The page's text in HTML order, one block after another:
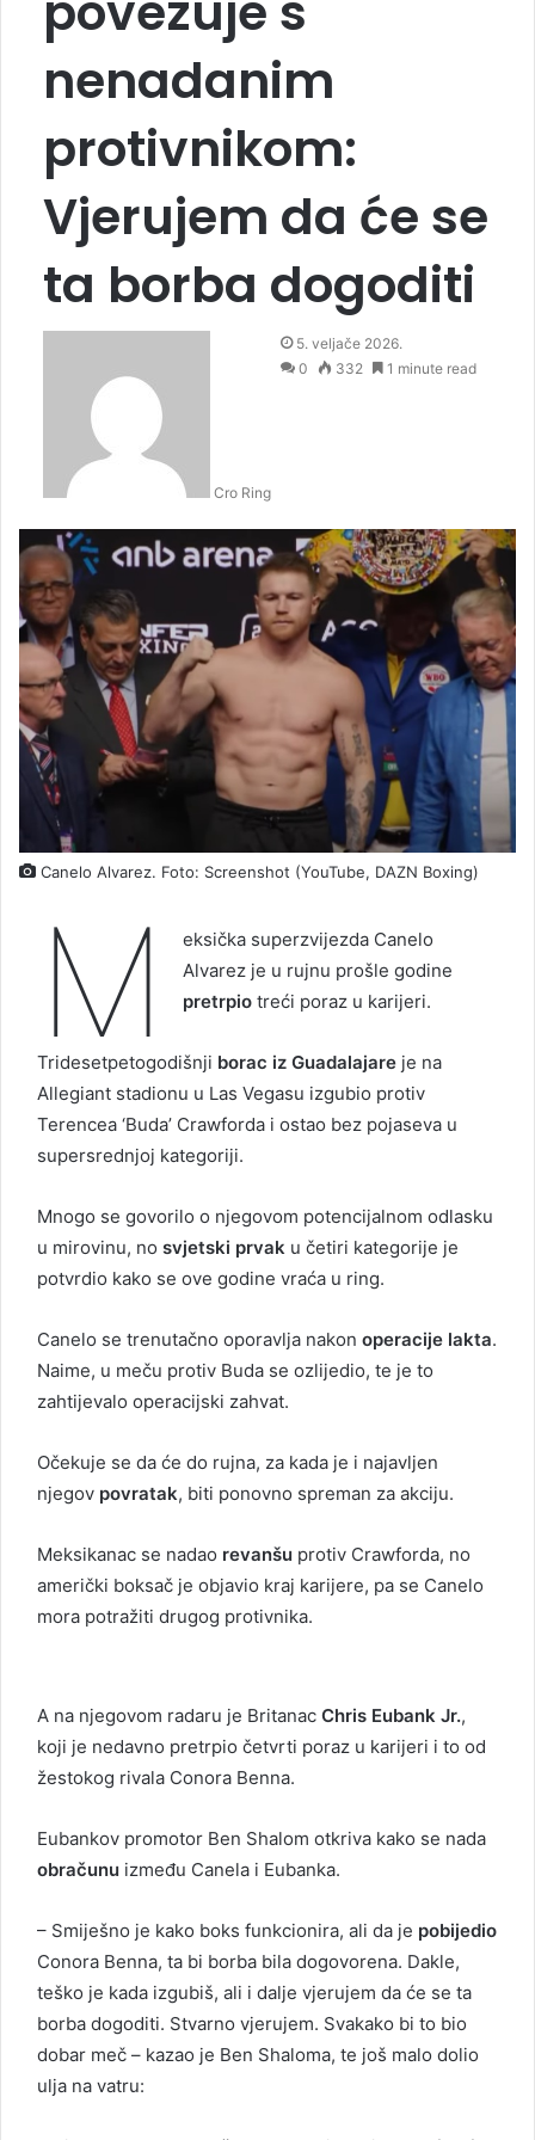
nenadanim
protivnikom:
Vjerujem da će se
ta borba dogoditi
Cro Ring
5. veljače 2026.
0
332 1 minute read
Canelo Alvarez. Foto: Screenshot (YouTube, DAZN Boxing)
M
eksička superzvijezda Canelo
Alvarez je u rujnu prošle godine
pretrpio treći poraz u karijeri.
Tridesetpetogodišnji borac iz Guadalajare je na
Allegiant stadionu u Las Vegasu izgubio protiv
Terencea ‘Buda’ Crawforda i ostao bez pojaseva u
supersrednjoj kategoriji.
Mnogo se govorilo o njegovom potencijalnom odlasku
u mirovinu, no svjetski prvak u četiri kategorije je
potvrdio kako se ove godine vraća u ring.
Canelo se trenutačno oporavlja nakon operacije lakta.
Naime, u meču protiv Buda se ozlijedio, te je to
zahtijevalo operacijski zahvat.
Očekuje se da će do rujna, za kada je i najavljen
njegov povratak, biti ponovno spreman za akciju.
Meksikanac se nadao revanšu protiv Crawforda, no
američki boksač je objavio kraj karijere, pa se Canelo
mora potražiti drugog protivnika.
A na njegovom radaru je Britanac Chris Eubank Jr.,
koji je nedavno pretrpio četvrti poraz u karijeri i to od
žestokog rivala Conora Benna.
Eubankov promotor Ben Shalom otkriva kako se nada
obračunu između Canela i Eubanka.
– Smiješno je kako boks funkcionira, ali da je pobijedio
Conora Benna, ta bi borba bila dogovorena. Dakle,
teško je kada izgubiš, ali i dalje vjerujem da će se ta
borba dogoditi. Stvarno vjerujem. Svakako bi to bio
dobar meč – kazao je Ben Shaloma, te još malo dolio
ulja na vatru: